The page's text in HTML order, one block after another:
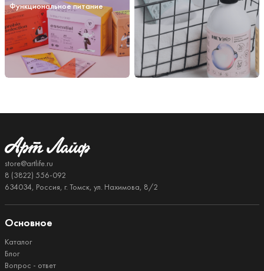
Функциональное питание
store@artlife.ru
8 (3822) 556-092
634034, Россия, г. Томск, ул. Нахимова, 8/2
Основное
Каталог
Блог
Вопрос - ответ